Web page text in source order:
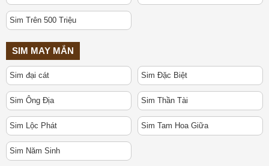
Sim Trên 500 Triệu
SIM MAY MẮN
Sim đại cát Sim Đặc Biệt
Sim Ông Địa Sim Thần Tài
Sim Lộc Phát Sim Tam Hoa Giữa
Sim Năm Sinh